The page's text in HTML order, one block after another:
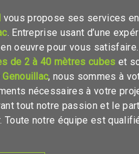
vous propose ses services en
. Entreprise usant d’une
oeuvre pour vous
de 2 à 40 mètres cubes et
Genouillac, nous sommes à
nécessaires à votre
tout notre passion et le
Toute notre équipe est